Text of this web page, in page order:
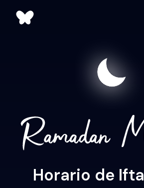
Horario de